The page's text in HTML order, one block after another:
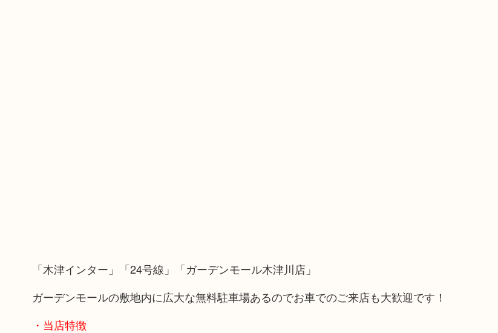
「木津インター」「24号線」「ガーデンモール木津川店」
ガーデンモールの敷地内に広大な無料駐車場あるのでお車でのご来店も大歓迎です！
・当店特徴